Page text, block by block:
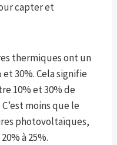
capter et
thermiques ont un
30%. Cela signifie
10% et 30% de
moins que le
photovoltaïques,
à 25%.